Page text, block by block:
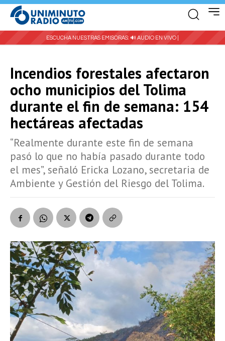
ESCUCHA NUESTRAS EMISORAS: 🔊 AUDIO EN VIVO |
Incendios forestales afectaron
ocho municipios del Tolima
durante el fin de semana: 154
hectáreas afectadas
“Realmente durante este fin de semana
pasó lo que no había pasado durante todo
el mes”, señaló Ericka Lozano, secretaria de
Ambiente y Gestión del Riesgo del Tolima.